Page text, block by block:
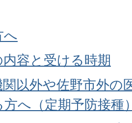
へ
容と受ける時期
以外や佐野市外の
へ（定期予防接種